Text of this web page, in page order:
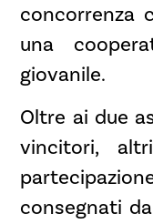
concorrenza
una
giovanile.
Oltre ai due
vincitori,
consegnati